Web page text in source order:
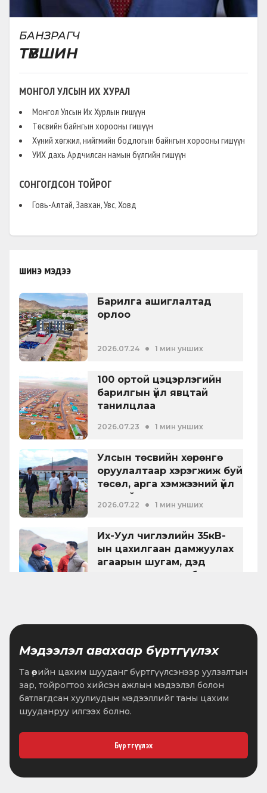
БАНЗРАГЧ
ТҮВШИН
МОНГОЛ УЛСЫН ИХ ХУРАЛ
Монгол Улсын Их Хурлын гишүүн
Төсвийн байнгын хорооны гишүүн
Хүний хөгжил, нийгмийн бодлогын байнгын хорооны гишүүн
УИХ дахь Ардчилсан намын бүлгийн гишүүн
СОНГОГДСОН ТОЙРОГ
Говь-Алтай, Завхан, Увс, Ховд
шинэ мэдээ
Барилга ашиглалтад
орлоо
2026.07.24 • 1 мин унших
100 ортой цэцэрлэгийн
барилгын үйл явцтай
танилцлаа
2026.07.23 • 1 мин унших
Улсын төсвийн хөрөнгө
оруулалтаар хэрэгжиж буй
төсөл, арга хэмжээний үйл
явцтай танилцлаа
2026.07.22 • 1 мин унших
Их-Уул чиглэлийн 35кВ-
ын цахилгаан дамжуулах
агаарын шугам, дэд
станцын ажил албан
танилцлаа
•
Хөгжлийн гэрэл хүрээгээ
тэлсээр
•
Мэдээлэл авахаар бүртгүүлэх
Та өөрийн цахим шууданг бүртгүүлсэнээр уулзалтын
зар, тойрогтоо хийсэн ажлын мэдээлэл болон
батлагдсан хуулиудын мэдээллийг таны цахим
шууданруу илгээх болно.
Бүртгүүлэх